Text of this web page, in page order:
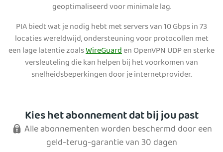
geoptimaliseerd voor minimale lag.
PIA biedt wat je nodig hebt met servers van 10 Gbps in 73
locaties wereldwijd, ondersteuning voor protocollen met
een lage latentie zoalsWireGuarden OpenVPN UDP en sterke
versleuteling die kan helpen bij het voorkomen van
snelheidsbeperkingen door je internetprovider.
Kies het abonnement dat bij jou past
Alle abonnementen worden beschermd door een
geld-terug-garantie van 30 dagen